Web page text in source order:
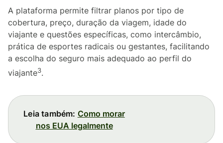
A plataforma permite filtrar planos por tipo de
cobertura, preço, duração da viagem, idade do
viajante e questões específicas, como intercâmbio,
prática de esportes radicais ou gestantes, facilitando
a escolha do seguro mais adequado ao perfil do
viajante3.
Leia também: Como morar
nos EUA legalmente